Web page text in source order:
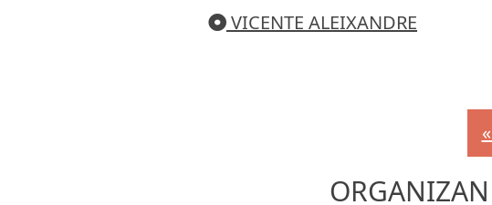
VICENTE ALEIXANDRE
ORGANIZAN